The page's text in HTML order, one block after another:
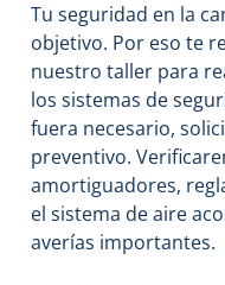
Tu seguridad en la
objetivo. Por eso te
nuestro taller para
los sistemas de
fuera necesario,
preventivo.
amortiguadores,
el sistema de aire
averías importantes.